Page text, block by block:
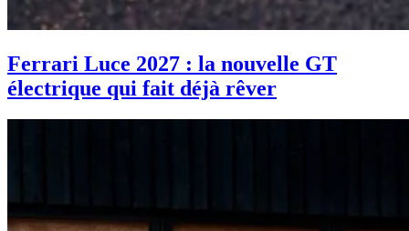
Ferrari Luce 2027 : la nouvelle GT
électrique qui fait déjà rêver